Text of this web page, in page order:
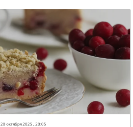
20 октября 2025 , 20:05